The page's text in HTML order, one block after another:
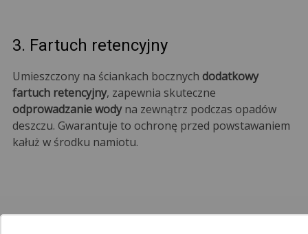
3. Fartuch retencyjny
Umieszczony na ściankach bocznych dodatkowy
fartuch retencyjny, zapewnia skuteczne
odprowadzanie wodyna zewnątrz podczas opadów
deszczu. Gwarantuje to ochronę przed powstawaniem
kałuż w środku namiotu.